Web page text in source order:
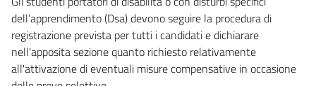
dell’apprendimento (Dsa) devono seguire la procedura di
registrazione prevista per tutti i candidati e dichiarare
nell'apposita sezione quanto richiesto relativamente
all'attivazione di eventuali misure compensative in occasione